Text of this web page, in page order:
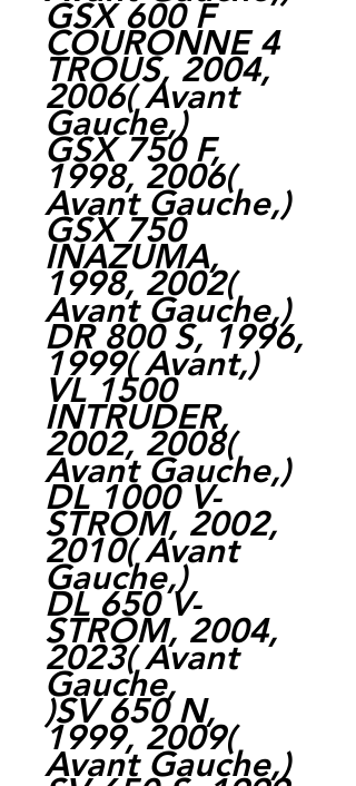
GSX 600 F
COURONNE 4
TROUS, 2004,
2006( Avant
Gauche,)
GSX 750 F,
1998, 2006(
Avant Gauche,)
GSX 750
INAZUMA,
1998, 2002(
Avant Gauche,)
DR 800 S, 1996,
1999( Avant,)
VL 1500
INTRUDER,
2002, 2008(
Avant Gauche,)
DL 1000 V-
STROM, 2002,
2010( Avant
Gauche,)
DL 650 V-
STROM, 2004,
2023( Avant
Gauche,
)SV 650 N,
1999, 2009(
Avant Gauche,)